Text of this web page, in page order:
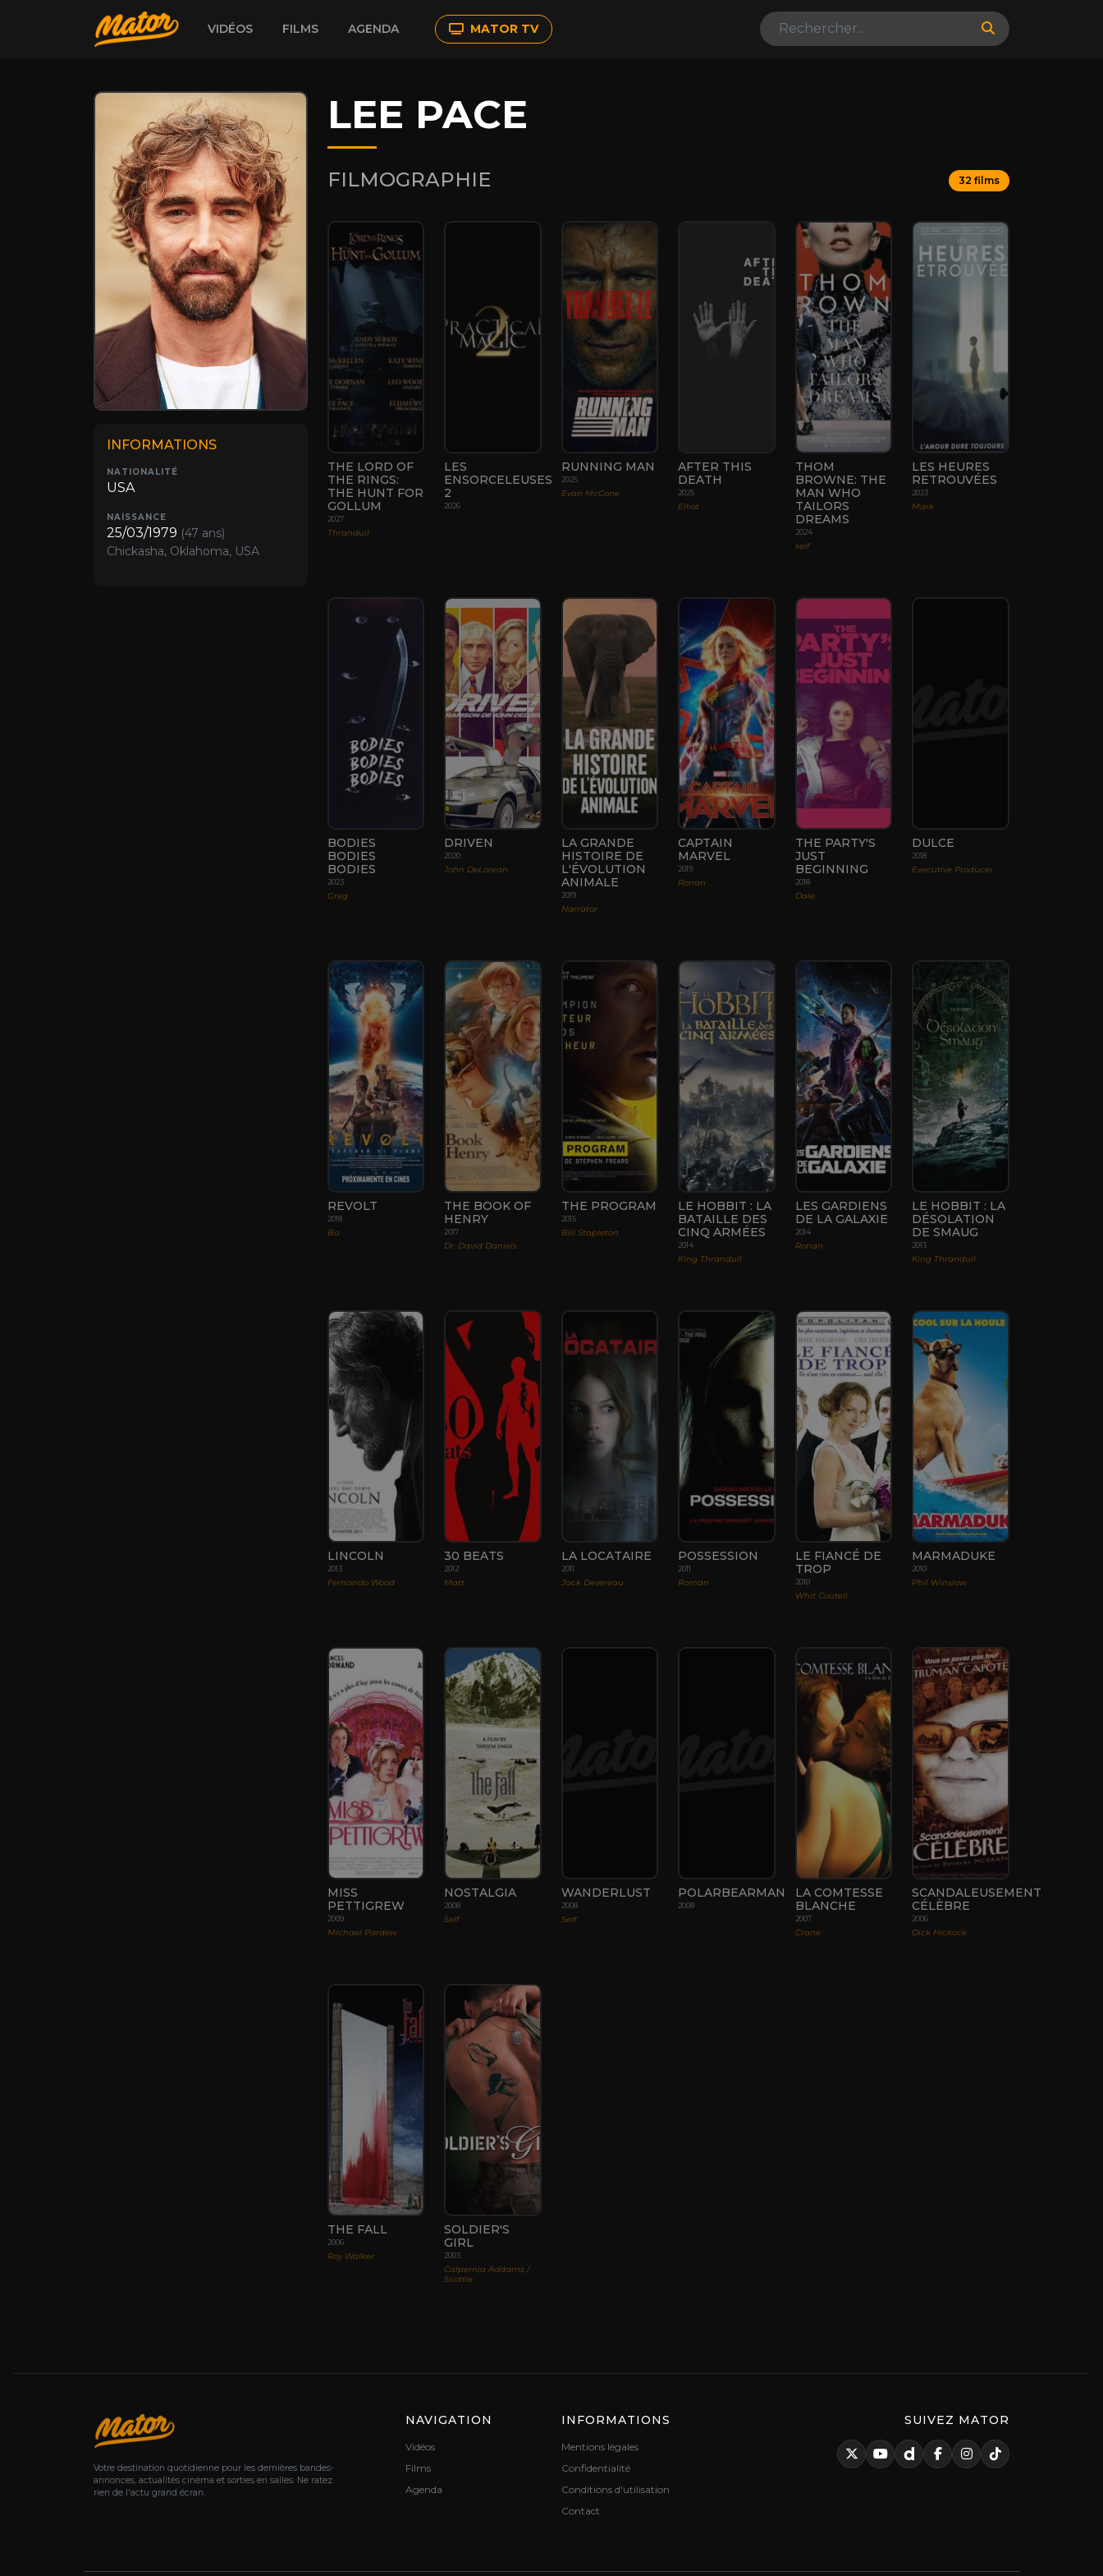
VIDÉOS FILMS AGENDA MATOR TV
INFORMATIONS
NATIONALITÉ
USA
NAISSANCE
25/03/1979 (47 ans)
Chickasha, Oklahoma, USA
LEE PACE
FILMOGRAPHIE 32 films
THE LORD OF
THE RINGS:
THE HUNT FOR
GOLLUM
2027
Thranduil
LES
ENSORCELEUSES
2
2026
RUNNING MAN
2025
Evan McCone
AFTER THIS
DEATH
2025
Elliot
THOM
BROWNE: THE
MAN WHO
TAILORS
DREAMS
2024
self
LES HEURES
RETROUVÉES
2023
Mark
BODIES
BODIES
BODIES
2023
Greg
DRIVEN
2020
John DeLorean
LA GRANDE
HISTOIRE DE
L'ÉVOLUTION
ANIMALE
2019
Narrator
CAPTAIN
MARVEL
2019
Ronan
THE PARTY'S
JUST
BEGINNING
2018
Dale
DULCE
2018
Executive Producer
REVOLT
2018
Bo
THE BOOK OF
HENRY
2017
Dr. David Daniels
THE PROGRAM
2015
Bill Stapleton
LE HOBBIT : LA
BATAILLE DES
CINQ ARMÉES
2014
King Thranduil
LES GARDIENS
DE LA GALAXIE
2014
Ronan
LE HOBBIT : LA
DÉSOLATION
DE SMAUG
2013
King Thranduil
LINCOLN
2013
Fernando Wood
30 BEATS
2012
Matt
LA LOCATAIRE
2011
Jack Devereau
POSSESSION
2011
Roman
LE FIANCÉ DE
TROP
2010
Whit Coutell
MARMADUKE
2010
Phil Winslow
MISS
PETTIGREW
2009
Michael Pardew
NOSTALGIA
2008
Self
WANDERLUST
2008
Self
POLARBEARMAN
2008
LA COMTESSE
BLANCHE
2007
Crane
SCANDALEUSEMENT
CÉLÈBRE
2006
Dick Hickock
THE FALL
2006
Roy Walker
SOLDIER'S
GIRL
2003
Calpernia Addams /
Scottie
Votre destination quotidienne pour les dernières bandes-
annonces, actualités cinéma et sorties en salles. Ne ratez
rien de l'actu grand écran.
NAVIGATION
Vidéos
Films
Agenda
INFORMATIONS
Mentions légales
Confidentialité
Conditions d'utilisation
Contact
SUIVEZ MATOR